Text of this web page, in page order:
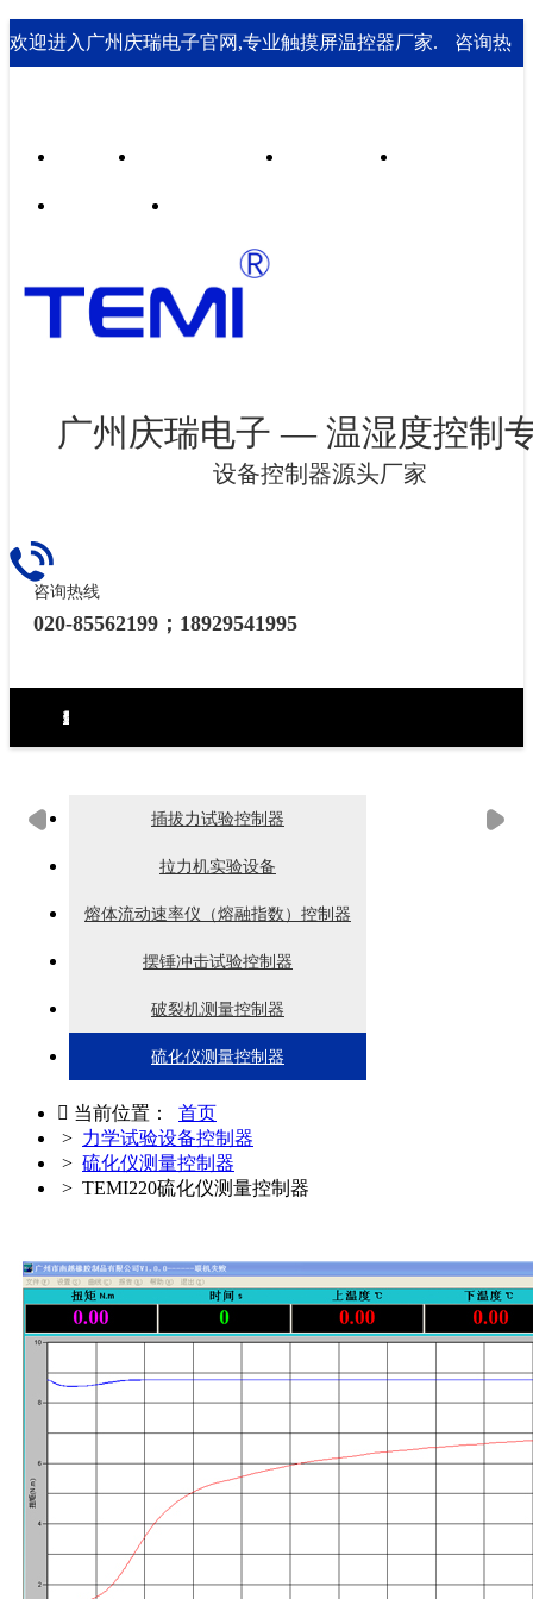
欢迎进入广州庆瑞电子官网,专业触摸屏温控器厂家. 咨询热
广州庆瑞电子 — 温湿度控制
设备控制器源头厂家
咨询热线
020-85562199；18929541995
环境试验设备控制器
力学试验设备控制器
热泵（冷水机）控制器
食品烘焙设备控制器
工业烘烤设备控制器
生化药品类控制器
无纸记录仪
电房环境控制器
插拔力试验控制器
拉力机实验设备
熔体流动速率仪（熔融指数）控制器
摆锤冲击试验控制器
破裂机测量控制器
硫化仪测量控制器
 当前位置： 首页
> 力学试验设备控制器
> 硫化仪测量控制器
> TEMI220硫化仪测量控制器